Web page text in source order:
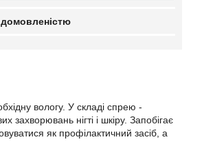
домовленістю
вологу. У складі спрею -
захворювань нігті і шкіру. Запобігає
як профілактичний засіб, а